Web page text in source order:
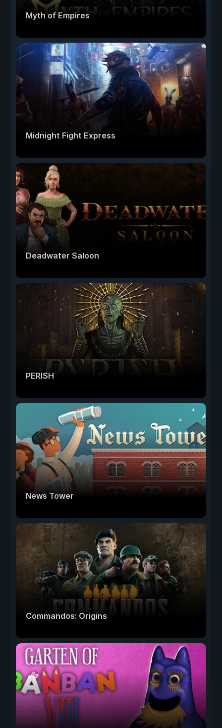
Myth of Empires
Midnight Fight Express
Deadwater Saloon
PERISH
News Tower
Commandos: Origins